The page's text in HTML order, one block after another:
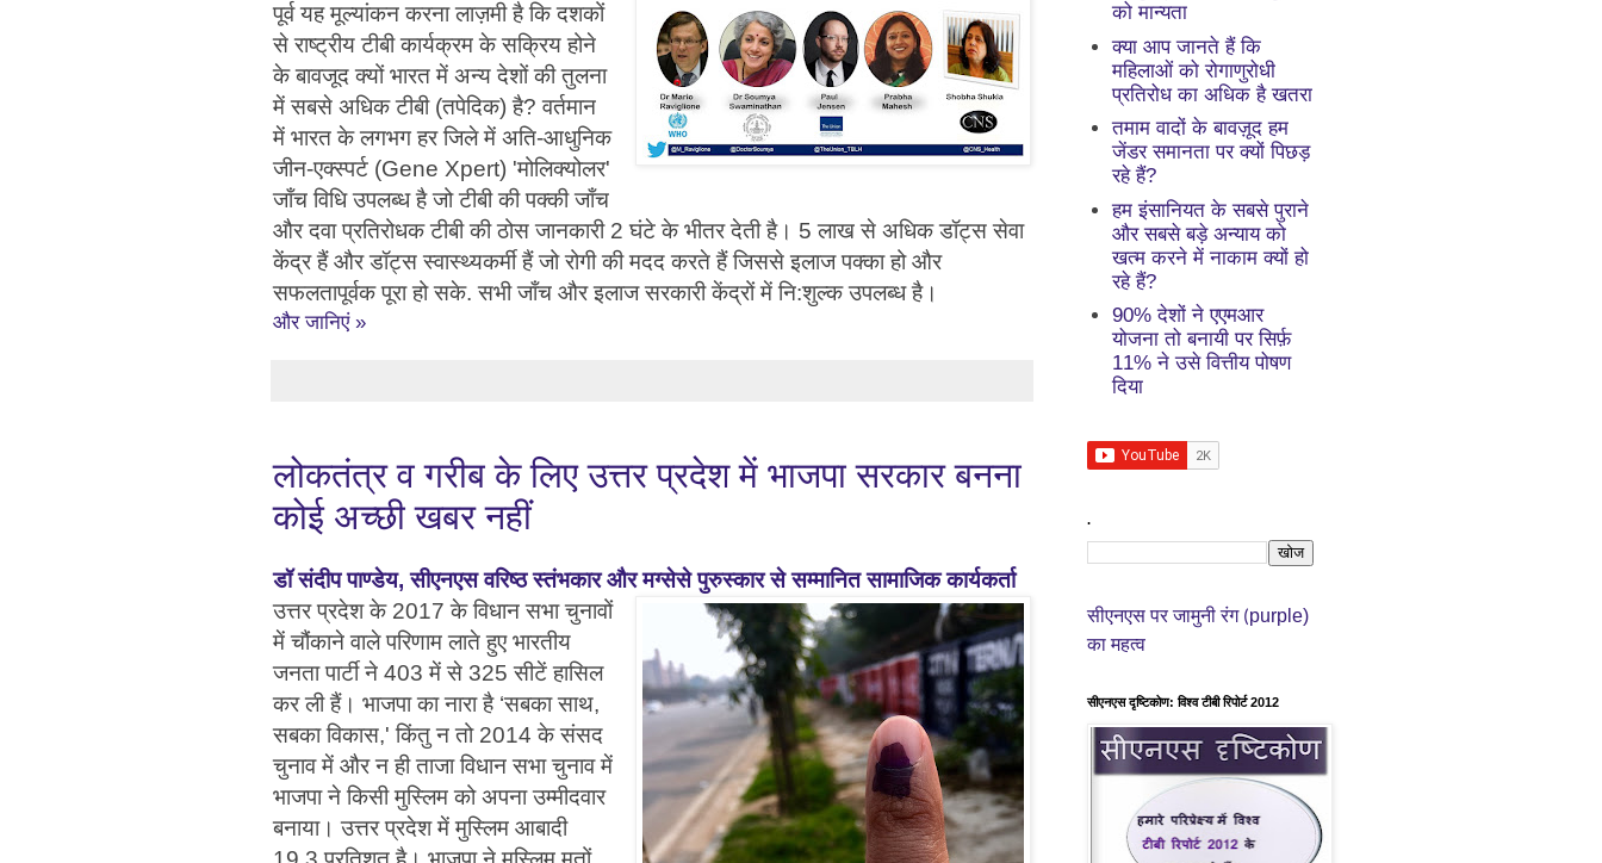
पूर्व यह मूल्यांकन करना लाज़मी है कि दशकों
से राष्ट्रीय टीबी कार्यक्रम के सक्रिय होने
के बावजूद क्यों भारत में अन्य देशों की तुलना
में सबसे अधिक टीबी (तपेदिक) है? वर्तमान
में भारत के लगभग हर जिले में अति-आधुनिक
जीन-एक्स्पर्ट (Gene Xpert) 'मोलिक्योलर'
जाँच विधि उपलब्ध है जो टीबी की पक्की जाँच
और दवा प्रतिरोधक टीबी की ठोस जानकारी 2 घंटे के भीतर देती है। 5 लाख से अधिक डॉट्स सेवा
केंद्र हैं और डॉट्स स्वास्थ्यकर्मी हैं जो रोगी की मदद करते हैं जिससे इलाज पक्का हो और
सफलतापूर्वक पूरा हो सके. सभी जाँच और इलाज सरकारी केंद्रों में नि:शुल्क उपलब्ध है।
और जानिएं »
लोकतंत्र व गरीब के लिए उत्तर प्रदेश में भाजपा सरकार बनना
कोई अच्छी खबर नहीं
डॉ संदीप पाण्डेय, सीएनएस वरिष्ठ स्तंभकारऔर मग्सेसे पुरुस्कार से सम्मानित सामाजिक कार्यकर्ता
उत्तर प्रदेश के 2017 के विधान सभा चुनावों
में चौंकाने वाले परिणाम लाते हुए भारतीय
जनता पार्टी ने 403 में से 325 सीटें हासिल
कर ली हैं। भाजपा का नारा है ‘सबका साथ,
सबका विकास,' किंतु न तो 2014 के संसद
चुनाव में और न ही ताजा विधान सभा चुनाव में
भाजपा ने किसी मुस्लिम को अपना उम्मीदवार
बनाया। उत्तर प्रदेश में मुस्लिम आबादी
को मान्यता
क्या आप जानते हैं कि
महिलाओं को रोगाणुरोधी
प्रतिरोध का अधिक है खतरा
तमाम वादों के बावज़ूद हम
जेंडर समानता पर क्यों पिछड़
रहे हैं?
हम इंसानियत के सबसे पुराने
और सबसे बड़े अन्याय को
खत्म करने में नाकाम क्यों हो
रहे हैं?
90% देशों ने एएमआर
योजना तो बनायी पर सिर्फ़
11% ने उसे वित्तीय पोषण
दिया
.
सीएनएस पर जामुनी रंग (purple)
का महत्व
सीएनएस दृष्टिकोण: विश्व टीबी रिपोर्ट 2012